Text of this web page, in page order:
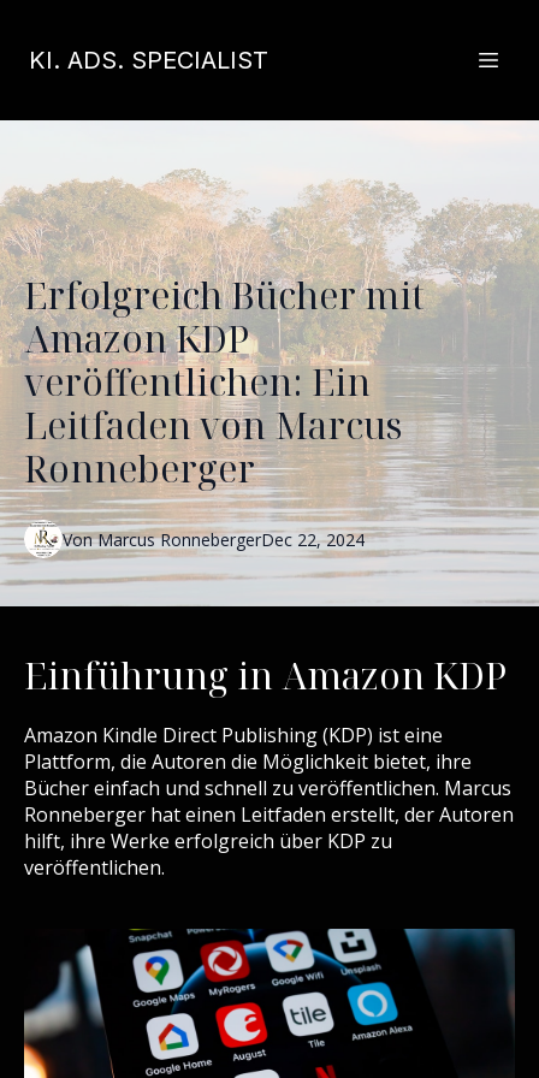
KI. ADS. SPECIALIST
Erfolgreich Bücher mit
Amazon KDP
veröffentlichen: Ein
Leitfaden von Marcus
Ronneberger
Dec 22, 2024
Von Marcus Ronneberger
Einführung in Amazon KDP
Amazon Kindle Direct Publishing (KDP) ist eine
Plattform, die Autoren die Möglichkeit bietet, ihre
Bücher einfach und schnell zu veröffentlichen. Marcus
Ronneberger hat einen Leitfaden erstellt, der Autoren
hilft, ihre Werke erfolgreich über KDP zu
veröffentlichen.